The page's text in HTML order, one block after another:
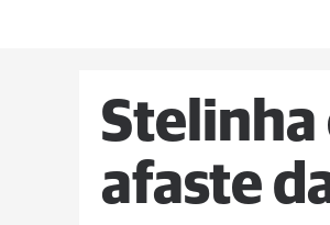
Stelinha
afaste